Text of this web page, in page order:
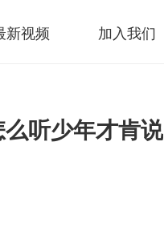
新视频 加入我们
听少年才肯说